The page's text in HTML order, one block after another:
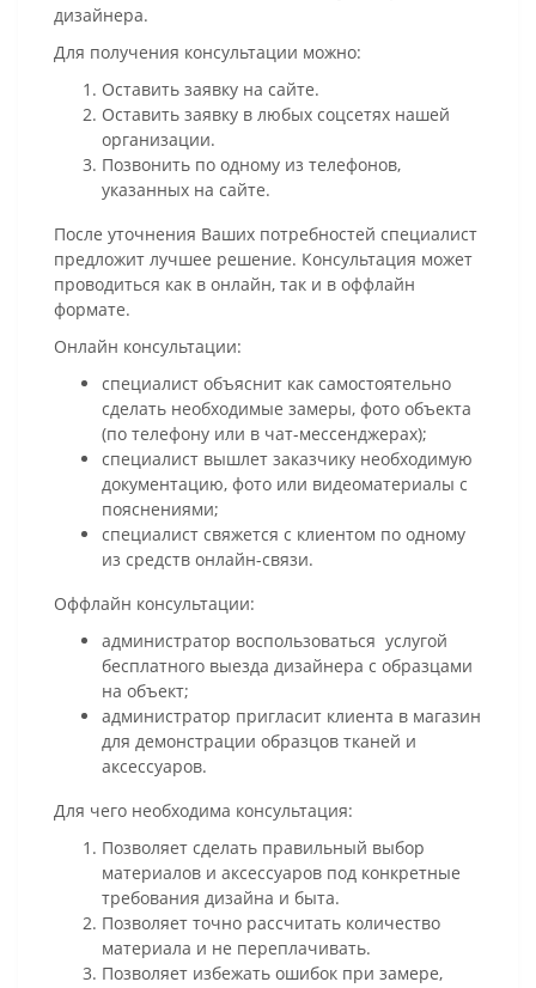
дизайнера.
Для получения консультации можно:
Оставить заявку на сайте.
Оставить заявку в любых соцсетях нашей
организации.
Позвонить по одному из телефонов,
указанных на сайте.
После уточнения Ваших потребностей специалист
предложит лучшее решение. Консультация может
проводиться как в онлайн, так и в оффлайн
формате.
Онлайн консультации:
специалист объяснит как самостоятельно
сделать необходимые замеры, фото объекта
(по телефону или в чат-мессенджерах);
специалист вышлет заказчику необходимую
документацию, фото или видеоматериалы с
пояснениями;
специалист свяжется с клиентом по одному
из средств онлайн-связи.
Оффлайн консультации:
администратор воспользоваться услугой
бесплатного выезда дизайнера с образцами
на объект;
администратор пригласит клиента в магазин
для демонстрации образцов тканей и
аксессуаров.
Для чего необходима консультация:
Позволяет сделать правильный выбор
материалов и аксессуаров под конкретные
требования дизайна и быта.
Позволяет точно рассчитать количество
материала и не переплачивать.
Позволяет избежать ошибок при замере,